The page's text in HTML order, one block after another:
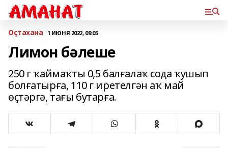
Оҫтахана 1 ИЮНЯ 2022, 09:05
Лимон бәлеше
250 г ҡаймаҡты 0,5 балғалаҡ сода ҡушып
болғатырға, 110 г иретелгән аҡ май
өҫтәргә, тағы бутарға.